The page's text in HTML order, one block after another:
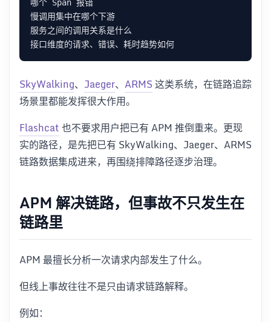
SkyWalking、 Jaeger、 ARMS这类系统，在链路追踪
场景里都能发挥很大作用。
Flashcat也不要求用户把已有 APM 推倒重来。更现
实的路径，是先把已有 SkyWalking、Jaeger、ARMS
链路数据集成进来，再围绕排障路径逐步治理。
APM 解决链路，但事故不只发生在
链路里
APM 最擅长分析一次请求内部发生了什么。
但线上事故往往不是只由请求链路解释。
例如：